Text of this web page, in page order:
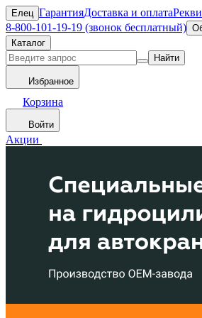
Елец ГарантияДоставка и оплата
8-800-101-19-19 (звонок бесплатный)
Каталог
Найти
Избранное
Корзина
Войти
Акции